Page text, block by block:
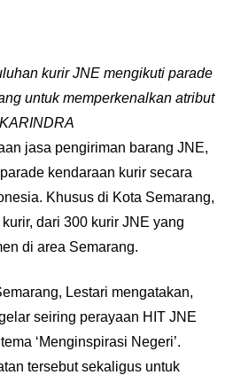
kurir JNE mengikuti parade
untuk memperkenalkan atribut
jasa pengiriman barang JNE,
kendaraan kurir secara
Khusus di Kota Semarang,
dari 300 kurir JNE yang
di area Semarang.
Lestari mengatakan,
seiring perayaan HIT JNE
‘Menginspirasi Negeri’.
tersebut sekaligus untuk